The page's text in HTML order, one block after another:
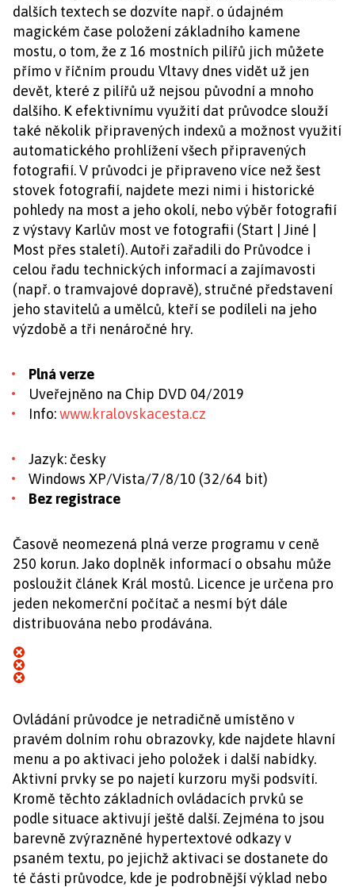
dalších textech se dozvíte např. o údajném
magickém čase položení základního kamene
mostu, o tom, že z 16 mostních pilířů jich můžete
přímo v říčním proudu Vltavy dnes vidět už jen
devět, které z pilířů už nejsou původní a mnoho
dalšího. K efektivnímu využití dat průvodce slouží
také několik připravených indexů a možnost využití
automatického prohlížení všech připravených
fotografií. V průvodci je připraveno více než šest
stovek fotografií, najdete mezi nimi i historické
pohledy na most a jeho okolí, nebo výběr fotografií
z výstavy Karlův most ve fotografii (Start | Jiné |
Most přes staletí). Autoři zařadili do Průvodce i
celou řadu technických informací a zajímavosti
(např. o tramvajové dopravě), stručné představení
jeho stavitelů a umělců, kteří se podíleli na jeho
výzdobě a tři nenáročné hry.
Plná verze
Uveřejněno na Chip DVD 04/2019
Info:www.kralovskacesta.cz
Jazyk: česky
Windows XP/Vista/7/8/10 (32/64 bit)
Bez registrace
Časově neomezená plná verze programu v ceně
250 korun. Jako doplněk informací o obsahu může
posloužit článek Král mostů. Licence je určena pro
jeden nekomerční počítač a nesmí být dále
distribuována nebo prodávána.
Ovládání průvodce je netradičně umístěno v
pravém dolním rohu obrazovky, kde najdete hlavní
menu a po aktivaci jeho položek i další nabídky.
Aktivní prvky se po najetí kurzoru myši podsvítí.
Kromě těchto základních ovládacích prvků se
podle situace aktivují ještě další. Zejména to jsou
barevně zvýrazněné hypertextové odkazy v
psaném textu, po jejichž aktivaci se dostanete do
té části průvodce, kde je podrobnější výklad nebo